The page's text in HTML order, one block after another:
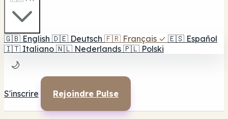
🇬🇧 English 🇩🇪 Deutsch 🇫🇷 Français ✓ 🇪🇸 Español
🇮🇹 Italiano 🇳🇱 Nederlands 🇵🇱 Polski
🌙
S'inscrire Rejoindre Pulse